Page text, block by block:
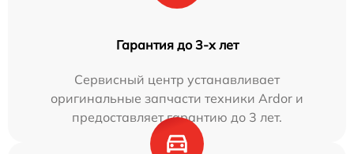
Гарантия до 3-х лет
Сервисный центр устанавливает
оригинальные запчасти техники Ardor и
предоставляет гарантию до 3 лет.